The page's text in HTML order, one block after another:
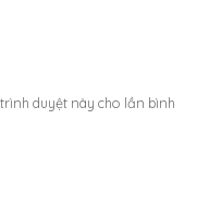
duyệt này cho lần bình